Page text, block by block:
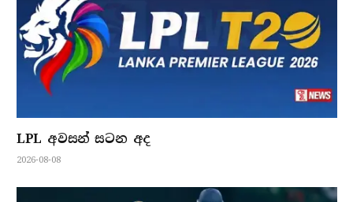
LPL අවසන් සටන අද
2026-08-08